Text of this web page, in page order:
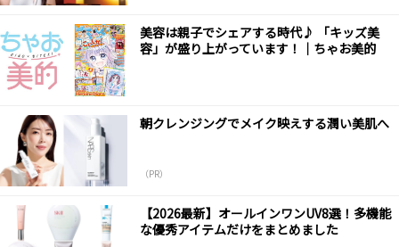
美容は親子でシェアする時代♪ 「キッズ美
容」が盛り上がっています！｜ちゃお美的
朝クレンジングでメイク映えする潤い美肌へ
（PR）
【2026最新】オールインワンUV8選！多機能
な優秀アイテムだけをまとめました